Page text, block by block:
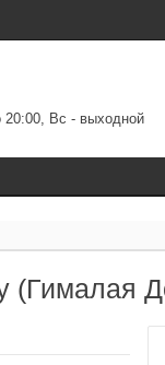
20:00, Вс - выходной
(Гималая